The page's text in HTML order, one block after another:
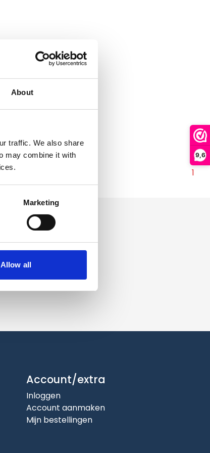
About
traffic. We also share
may combine it with
Marketing
Allow all
9,6
1
Account/extra
Inloggen
Account aanmaken
Mijn bestellingen